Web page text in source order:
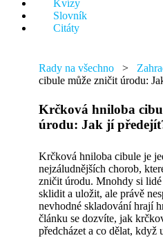
Kvízy
Slovník
Citáty
Rady na všechno >
cibule může zničit úrodu:
Krčková hniloba
úrodu: Jak jí
Krčková hniloba cibule je
nejzáludnějších chorob,
zničit úrodu. Mnohdy si
sklidit a uložit, ale právě
nevhodné skladování hrají
článku se dozvíte, jak
předcházet a co dělat, když